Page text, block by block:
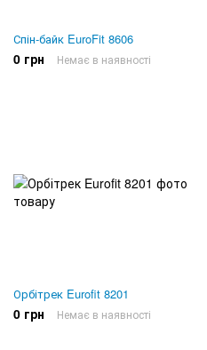
Спін-байк EuroFit 8606
0 грн Немає в наявності
Орбітрек Eurofit 8201
0 грн Немає в наявності